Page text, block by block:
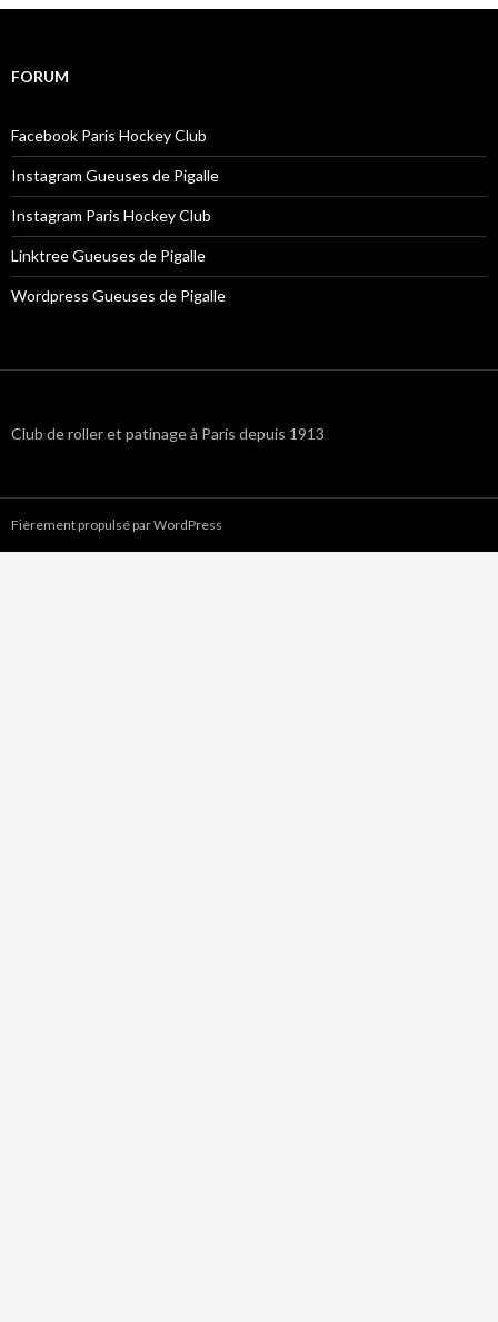
FORUM
Facebook Paris Hockey Club
Instagram Gueuses de Pigalle
Instagram Paris Hockey Club
Linktree Gueuses de Pigalle
Wordpress Gueuses de Pigalle
Club de roller et patinage à Paris depuis 1913
Fièrement propulsé par WordPress